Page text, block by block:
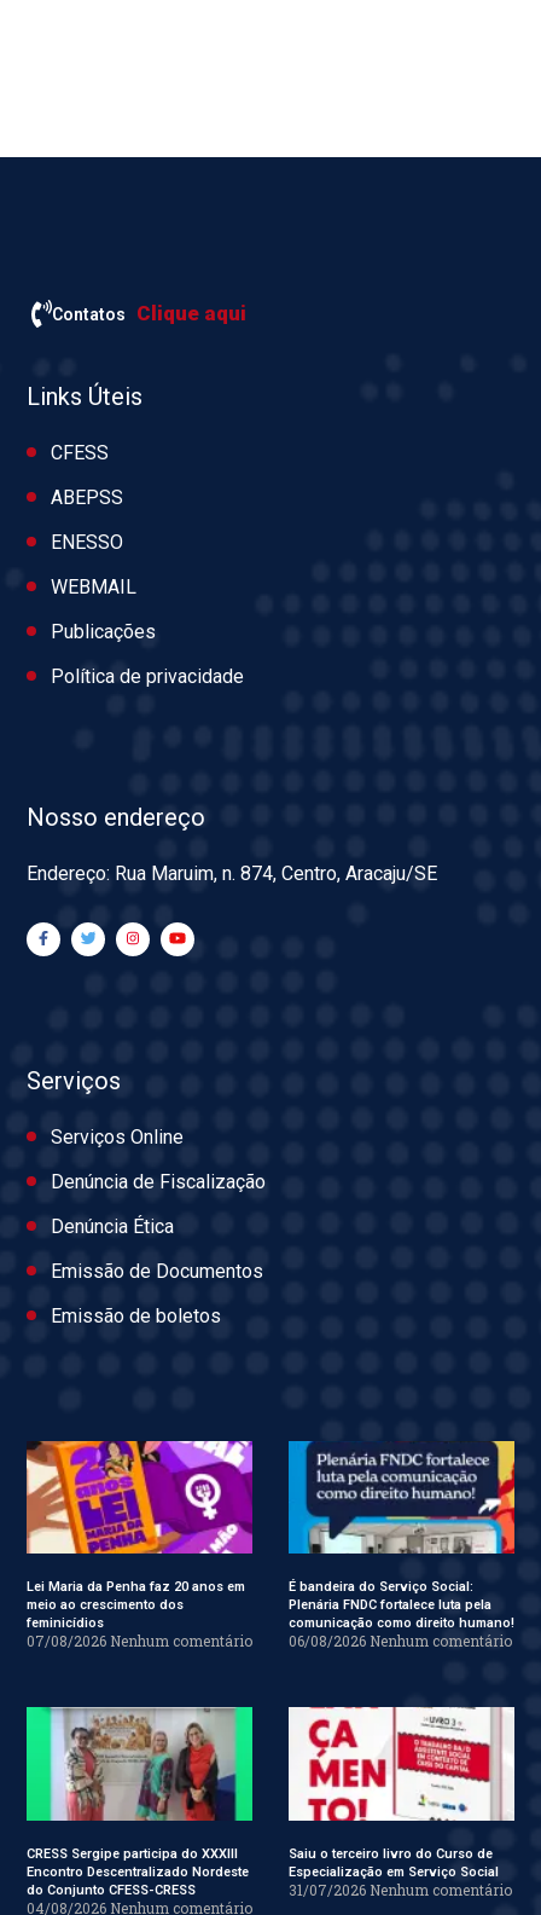
Contatos Clique aqui
Links Úteis
CFESS
ABEPSS
ENESSO
WEBMAIL
Publicações
Política de privacidade
Nosso endereço
Endereço: Rua Maruim, n. 874, Centro, Aracaju/SE
Serviços
Serviços Online
Denúncia de Fiscalização
Denúncia Ética
Emissão de Documentos
Emissão de boletos
Lei Maria da Penha faz 20 anos em
meio ao crescimento dos
feminicídios
07/08/2026 Nenhum comentário
É bandeira do Serviço Social:
Plenária FNDC fortalece luta pela
comunicação como direito humano!
06/08/2026 Nenhum comentário
CRESS Sergipe participa do XXXIII
Encontro Descentralizado Nordeste
do Conjunto CFESS-CRESS
04/08/2026 Nenhum comentário
Saiu o terceiro livro do Curso de
Especialização em Serviço Social
31/07/2026 Nenhum comentário